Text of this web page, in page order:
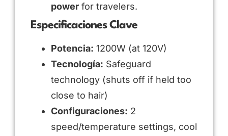
power for travelers.
Especificaciones Clave
Potencia: 1200W (at 120V)
Tecnología: Safeguard
technology (shuts off if held too
close to hair)
Configuraciones: 2
speed/temperature settings, cool